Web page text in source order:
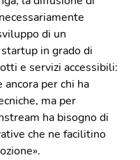
di un
in grado di
e servizi accessibili:
ancora per chi ha
ma per
ha bisogno di
che ne facilitino